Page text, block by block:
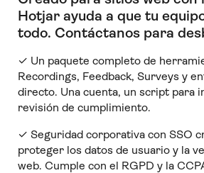
Hotjar ayuda a que tu
todo. Contáctanos para
✓ Un paquete completo de
Recordings, Feedback, Surveys y
directo. Una cuenta, un script para
revisión de cumplimiento.
✓ Seguridad corporativa con SSO
proteger los datos de usuario y la
web. Cumple con el RGPD y la